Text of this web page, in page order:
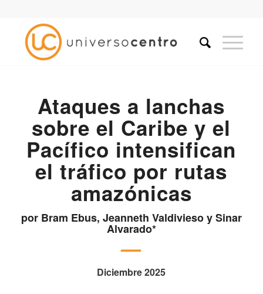
Ataques a lanchas
sobre el Caribe y el
Pacífico intensifican
el tráfico por rutas
amazónicas
por Bram Ebus, Jeanneth Valdivieso y Sinar
Alvarado*
—
Diciembre 2025